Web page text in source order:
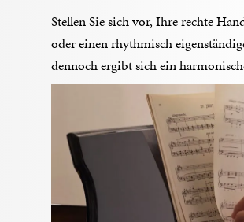
Stellen Sie sich vor, Ihre rechte
oder einen rhythmisch
dennoch ergibt sich ein